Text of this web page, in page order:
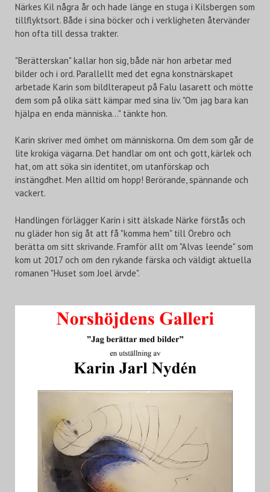
Närkes Kil några år och hade länge en stuga i Kilsbergen som
tillflyktsort. Både i sina böcker och i verkligheten återvänder
hon ofta till dessa trakter.
"Berätterskan" kallar hon sig, både när hon arbetar med
bilder och i ord. Parallellt med det egna konstnärskapet
arbetade Karin som bildlterapeut på Falu lasarett och mötte
dem som på olika sätt kämpar med sina liv. "Om jag bara kan
hjälpa en enda människa..." tänkte hon.
Karin skriver med ömhet om människorna. Om dem som går de
lite krokiga vägarna. Det handlar om ont och gott, kärlek och
hat, om att söka sin identitet, om utanförskap och
instängdhet. Men alltid om hopp! Berörande, spännande och
vackert.
Handlingen förlägger Karin i sitt älskade Närke förstås och
nu gläder hon sig åt att få "komma hem" till Örebro och
berätta om sitt skrivande. Framför allt om "Alvas leende" som
kom ut 2017 och om den rykande färska och väldigt aktuella
romanen "Huset som Joel ärvde".